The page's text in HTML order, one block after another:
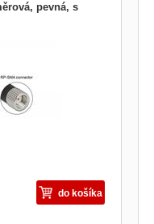
pevná, s
s Bluetooth, WLAN
GHz, ISM 2,4 GHz.
1 x RP-SMA
WLAN 2,4 GHz,
• Frekve
do košíka